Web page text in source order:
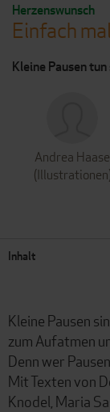
Herzenswunsch
Einfach
Kleine Pausen
Andrea Haase
Inhalt
Kleine Pausen
zum Aufatmen
Denn wer
Mit Texten von
Knodel, Maria